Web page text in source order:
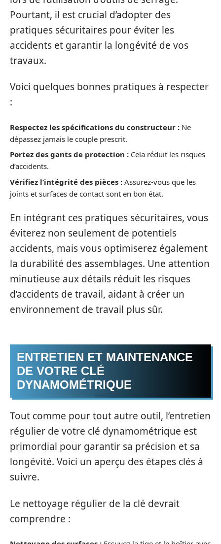
Pourtant, il est crucial d’adopter des
pratiques sécuritaires pour éviter les
accidents et garantir la longévité de vos
travaux.
Voici quelques bonnes pratiques à respecter
:
Respectez les spécifications du constructeur : Ne
dépassez jamais le couple prescrit.
Portez des gants de protection : Cela réduit les risques
d’accidents.
Vérifiez l’intégrité des pièces : Assurez-vous que les
joints et surfaces de contact sont en bon état.
En intégrant ces pratiques sécuritaires, vous
éviterez non seulement de potentiels
accidents, mais vous optimiserez également
la durabilité des assemblages. Une attention
minutieuse aux détails réduit les risques
d’accidents de travail, aidant à créer un
environnement de travail plus sûr.
ENTRETIEN ET MAINTENANCE
DE VOTRE CLÉ
DYNAMOMÉTRIQUE
Tout comme pour tout autre outil, l’entretien
régulier de votre clé dynamométrique est
primordial pour garantir sa précision et sa
longévité. Voici un aperçu des étapes clés à
suivre.
Le nettoyage régulier de la clé devrait
comprendre :